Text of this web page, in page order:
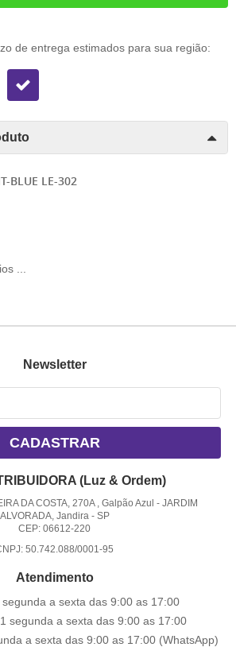
de entrega estimados para sua região:
BLUE LE-302
...
Newsletter
CADASTRAR
(Luz & Ordem)
DA COSTA, 270A , Galpão Azul - JARDIM
ALVORADA, Jandira- SP
CEP: 06612-220
50.742.088/0001-95
Atendimento
a sexta das 9:00 as 17:00
segunda a sexta das 9:00 as 17:00
a sexta das 9:00 as 17:00 (WhatsApp)